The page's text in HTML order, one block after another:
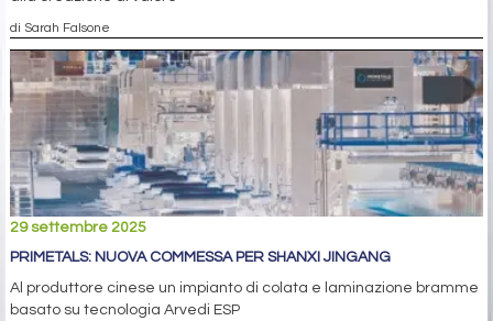
di Sarah Falsone
29 settembre 2025
PRIMETALS: NUOVA COMMESSA PER SHANXI JINGANG
Al produttore cinese un impianto di colata e laminazione bramme
basato su tecnologia Arvedi ESP